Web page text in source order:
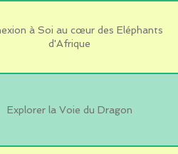
à Soi au cœur des Eléphants
d'Afrique
Explorer la Voie du Dragon